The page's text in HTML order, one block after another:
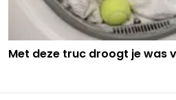
Met deze truc droogt je was